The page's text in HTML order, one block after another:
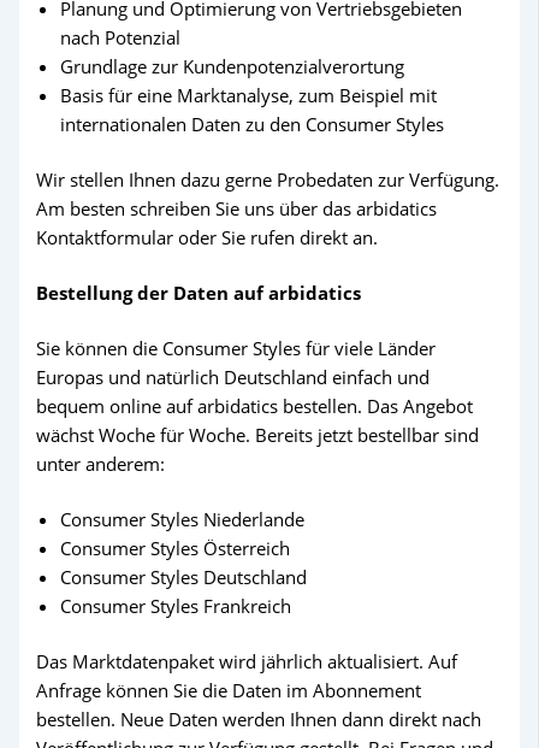
Planung und Optimierung von Vertriebsgebieten
nach Potenzial
Grundlage zur Kundenpotenzialverortung
Basis für eine Marktanalyse, zum Beispiel mit
internationalen Daten zu den Consumer Styles
Wir stellen Ihnen dazu gerne Probedaten zur Verfügung.
Am besten schreiben Sie uns über das arbidatics
Kontaktformular oder Sie rufen direkt an.
Bestellung der Daten auf arbidatics
Sie können die Consumer Styles für viele Länder
Europas und natürlich Deutschland einfach und
bequem online auf arbidatics bestellen. Das Angebot
wächst Woche für Woche. Bereits jetzt bestellbar sind
unter anderem:
Consumer Styles Niederlande
Consumer Styles Österreich
Consumer Styles Deutschland
Consumer Styles Frankreich
Das Marktdatenpaket wird jährlich aktualisiert. Auf
Anfrage können Sie die Daten im Abonnement
bestellen. Neue Daten werden Ihnen dann direkt nach